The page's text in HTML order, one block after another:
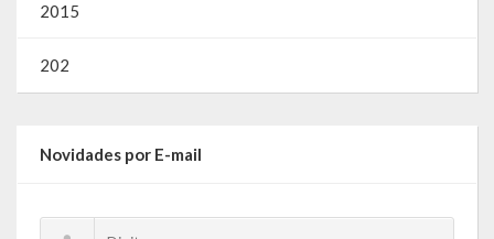
2015
202
Novidades por E-mail